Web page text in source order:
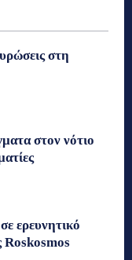
στη
στον νότιο
ερευνητικό
Roskosmos